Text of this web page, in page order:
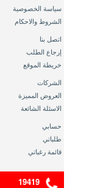
سياسة الخصوصية
الشروط والاحكام
اتصل بنا
إرجاع الطلب
خريطة الموقع
الشركات
العروض المميزة
الاسئلة الشائعة
حسابي
طلباتي
قائمة رغباتي
19419